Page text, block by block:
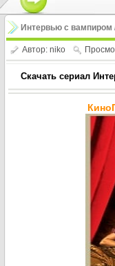
Интервью с вампиром
the Vampire (2 сезон)
Автор: niko
Скачать сериал